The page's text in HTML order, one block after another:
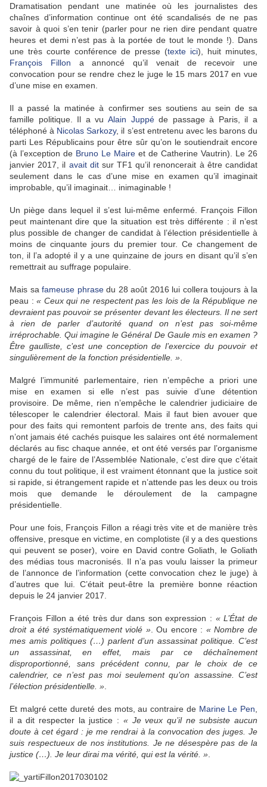
Dramatisation pendant une matinée où les journalistes des
chaînes d’information continue ont été scandalisés de ne pas
savoir à quoi s’en tenir (parler pour ne rien dire pendant quatre
heures et demi n’est pas à la portée de tout le monde !). Dans
une très courte conférence de presse (texte ici), huit minutes,
François Fillon a annoncé qu’il venait de recevoir une
convocation pour se rendre chez le juge le 15 mars 2017 en vue
d’une mise en examen.
Il a passé la matinée à confirmer ses soutiens au sein de sa
famille politique. Il a vu Alain Juppéde passage à Paris, il a
téléphoné à Nicolas Sarkozy, il s’est entretenu avec les barons du
parti Les Républicains pour être sûr qu’on le soutiendrait encore
(à l’exception de Bruno Le Maire et de Catherine Vautrin). Le 26
janvier 2017, il avait ditsur TF1 qu’il renoncerait à être candidat
seulement dans le cas d’une mise en examen qu’il imaginait
improbable, qu’il imaginait… inimaginable !
Un piège dans lequel il s’est lui-même enfermé. François Fillon
peut maintenant dire que la situation est très différente : il n’est
plus possible de changer de candidat à l’élection présidentielle à
moins de cinquante jours du premier tour. Ce changement de
ton, il l’a adopté il y a une quinzaine de jours en disant qu’il s’en
remettrait au suffrage populaire.
Mais sa fameuse phrasedu 28 août 2016 lui collera toujours à la
peau :« Ceux qui ne respectent pas les lois de la République ne
devraient pas pouvoir se présenter devant les électeurs. Il ne sert
à rien de parler d’autorité quand on n’est pas soi-même
irréprochable. Qui imagine le Général De Gaule mis en examen ?
Être gaulliste, c’est une conception de l’exercice du pouvoir et
singulièrement de la fonction présidentielle. »
Malgré l’immunité parlementaire, rien n’empêche a priori une
mise en examen si elle n’est pas suivie d’une détention
provisoire. De même, rien n’empêche le calendrier judiciaire de
télescoper le calendrier électoral. Mais il faut bien avouer que
pour des faits qui remontent parfois de trente ans, des faits qui
n’ont jamais été cachés puisque les salaires ont été normalement
déclarés au fisc chaque année, et ont été versés par l’organisme
chargé de le faire de l’Assemblée Nationale, c’est dire que c’était
connu du tout politique, il est vraiment étonnant que la justice soit
si rapide, si étrangement rapide et n’attende pas les deux ou trois
mois que demande le déroulement de la campagne
présidentielle.
Pour une fois, François Fillon a réagi très vite et de manière très
offensive, presque en victime, en complotiste (il y a des questions
qui peuvent se poser), voire en David contre Goliath, le Goliath
des médias tous macronisés. Il n’a pas voulu laisser la primeur
de l’annonce de l’information (cette convocation chez le juge) à
d’autres que lui. C’était peut-être la première bonne réaction
depuis le 24 janvier 2017.
François Fillon a été très dur dans son expression : « L’État de
droit a été systématiquement violé ». Ou encore : « Nombre de
mes amis politiques (…) parlent d’un assassinat politique. C’est
un assassinat, en effet, mais par ce déchaînement
disproportionné, sans précédent connu, par le choix de ce
calendrier, ce n’est pas moi seulement qu’on assassine. C’est
l’élection présidentielle. »
Et malgré cette dureté des mots, au contraire de Marine Le Pen
il a dit respecter la justice : « Je veux qu’il ne subsiste aucun
doute à cet égard : je me rendrai à la convocation des juges. Je
suis respectueux de nos institutions. Je ne désespère pas de la
justice (…). Je leur dirai ma vérité, qui est la vérité. »